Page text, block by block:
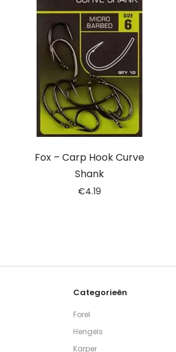
Fox – Carp Hook Curve
Shank
€4.19
Categorieën
Forel
Hengels
Karper